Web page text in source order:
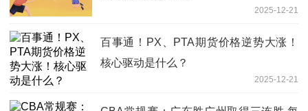
2025-12-21
百事通！PX、PTA期货价格逆势大涨！
核心驱动是什么？
2025-12-21